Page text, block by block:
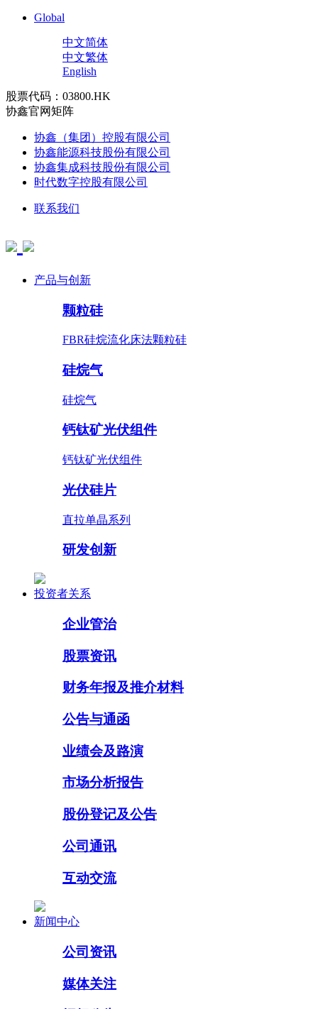
Global
中文简体
中文繁体
English
股票代码：03800.HK
协鑫官网矩阵
协鑫（集团）控股有限公司
协鑫能源科技股份有限公司
协鑫集成科技股份有限公司
时代数字控股有限公司
联系我们
产品与创新
颗粒硅
FBR硅烷流化床法颗粒硅
硅烷气
硅烷气
钙钛矿光伏组件
钙钛矿光伏组件
光伏硅片
直拉单晶系列
研发创新
投资者关系
企业管治
股票资讯
财务年报及推介材料
公告与通函
业绩会及路演
市场分析报告
股份登记及公告
公司通讯
互动交流
新闻中心
公司资讯
媒体关注